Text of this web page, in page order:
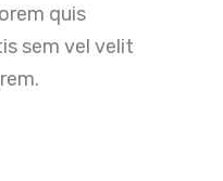
quis
sem vel velit